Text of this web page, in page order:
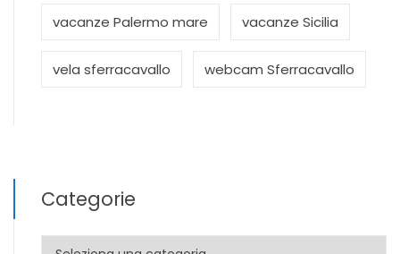
vacanze Palermo mare vacanze Sicilia
vela sferracavallo webcam Sferracavallo
Categorie
Categorie